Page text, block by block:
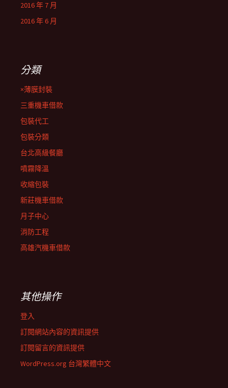
2016 年 7 月
2016 年 6 月
分類
×薄膜封裝
三重機車借款
包裝代工
包裝分類
台北高級餐廳
噴霧降溫
收縮包裝
新莊機車借款
月子中心
消防工程
高雄汽機車借款
其他操作
登入
訂閱網站內容的資訊提供
訂閱留言的資訊提供
WordPress.org 台灣繁體中文